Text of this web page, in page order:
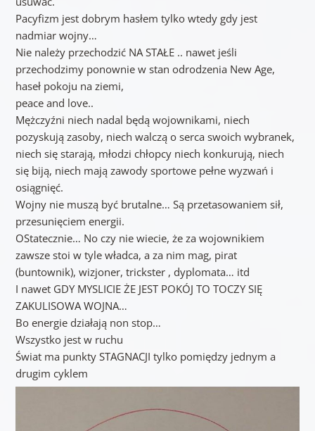
Pacyfizm jest dobrym hasłem tylko wtedy gdy jest
nadmiar wojny…
Nie należy przechodzić NA STAŁE .. nawet jeśli
przechodzimy ponownie w stan odrodzenia New Age,
haseł pokoju na ziemi,
peace and love..
Mężczyźni niech nadal będą wojownikami, niech
pozyskują zasoby, niech walczą o serca swoich wybranek,
niech się starają, młodzi chłopcy niech konkurują, niech
się biją, niech mają zawody sportowe pełne wyzwań i
osiągnięć.
Wojny nie muszą być brutalne… Są przetasowaniem sił,
przesunięciem energii.
OStatecznie… No czy nie wiecie, że za wojownikiem
zawsze stoi w tyle władca, a za nim mag, pirat
(buntownik), wizjoner, trickster , dyplomata… itd
I nawet GDY MYSLICIE ŻE JEST POKÓJ TO TOCZY SIĘ
ZAKULISOWA WOJNA…
Bo energie działają non stop…
Wszystko jest w ruchu
Świat ma punkty STAGNACJI tylko pomiędzy jednym a
drugim cyklem